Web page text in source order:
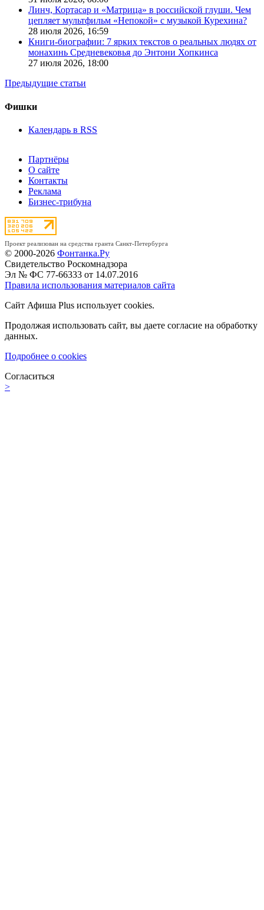
Линч, Кортасар и «Матрица» в российской глуши. Чем
цепляет мультфильм «Непокой» с музыкой Курехина?
28 июля 2026, 16:59
Книги-биографии: 7 ярких текстов о реальных людях от
монахинь Средневековья до Энтони Хопкинса
27 июля 2026, 18:00
Предыдущие статьи
Фишки
Календарь в RSS
Партнёры
О сайте
Контакты
Реклама
Бизнес-трибуна
Проект реализован на средства гранта Санкт-Петербурга
© 2000-2026 Фонтанка.Ру
Свидетельство Роскомнадзора
Эл № ФС 77-66333 от 14.07.2016
Правила использования материалов сайта
Сайт Афиша Plus использует cookies.
Продолжая использовать сайт, вы даете согласие на обработку
данных.
Подробнее о cookies
Согласиться
>